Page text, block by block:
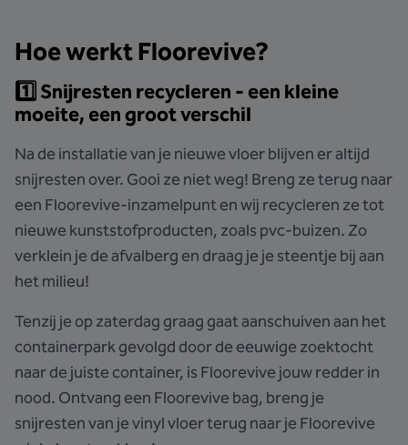
Hoe werkt Floorevive?
1️⃣ Snijresten recycleren - een kleine
moeite, een groot verschil
Na de installatie van je nieuwe vloer blijven er altijd
snijresten over. Gooi ze niet weg! Breng ze terug naar
een Floorevive-inzamelpunt en wij recycleren ze tot
nieuwe kunststofproducten, zoals pvc-buizen. Zo
verklein je de afvalberg en draag je je steentje bij aan
het milieu!
Tenzij je op zaterdag graag gaat aanschuiven aan het
containerpark gevolgd door de eeuwige zoektocht
naar de juiste container, is Floorevive jouw redder in
nood. Ontvang een Floorevive bag, breng je
snijresten van je vinyl vloer terug naar je Floorevive